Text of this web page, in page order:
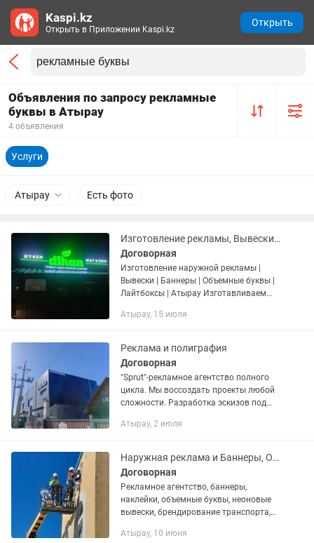
Объявления по запросу рекламные
буквы в Атырау
4 объявления
Услуги
Атырау Есть фото
Изготовление рекламы, Вывески, Баннеры, Объемные буквы, Лайтбоксы
Договорная
Изготовление наружной рекламы |
Вывески | Баннеры | Объемные буквы |
Лайтбоксы | Атырау Изготавливаем
и по доступной цене. Работаем с
Атырау, 15 июля
Реклама и полиграфия
Договорная
"Sprut"-рекламное агентство полного
цикла. Мы воссоздать проекты любой
сложности. Разработка эскизов под
сфере рекламы. •Вывески •Баннеры
Атырау, 2 июля
Наружная реклама и Баннеры, Объемные буквы, подсветка заданий, козырьки
Договорная
Рекламное агентство, баннеры,
наклейки, объемные буквы, неоновые
вывески, брендирование транспорта,
подсветка заданий, входные группы,
Атырау, 10 июня
Kaspi.kz
Открыть в Приложении Kaspi.kz
Открыть